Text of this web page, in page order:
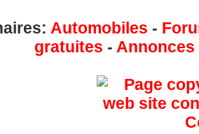
Automobiles -
gratuites -